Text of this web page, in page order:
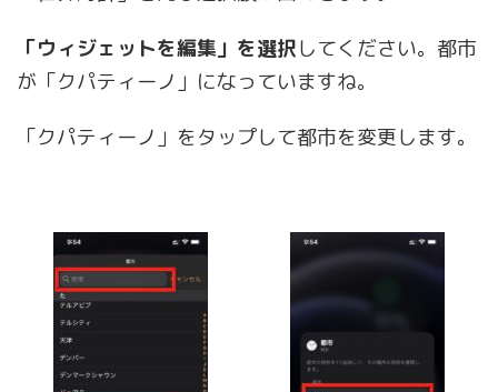
「ウィジェットを編集」を選択してください。都市
が「クパティーノ」になっていますね。
「クパティーノ」をタップして都市を変更します。